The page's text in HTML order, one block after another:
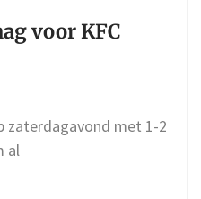
voor KFC
zaterdagavond met 1-2
al